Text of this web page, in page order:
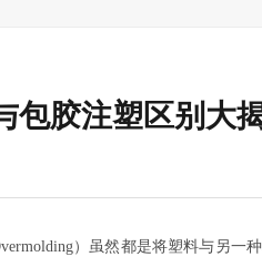
包胶注塑区别大
）虽然都是将塑料与另一